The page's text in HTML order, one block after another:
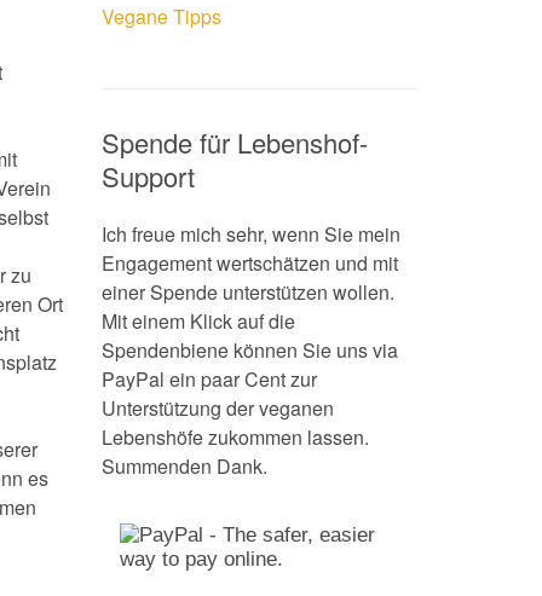
zu
Ort
es
Vegane Tipps
Spende für Lebenshof-
Support
Ich freue mich sehr, wenn Sie mein
Engagement wertschätzen und mit
einer Spende unterstützen wollen.
Mit einem Klick auf die
Spendenbiene können Sie uns via
PayPal ein paar Cent zur
Unterstützung der veganen
Lebenshöfe zukommen lassen.
Summenden Dank.